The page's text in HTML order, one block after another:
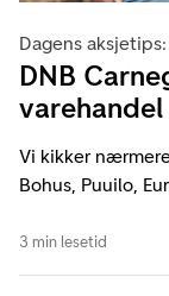
Dagens aksjetips:
DNB
varehandel
Vi kikker
Bohus, Puuilo,
3 min lesetid